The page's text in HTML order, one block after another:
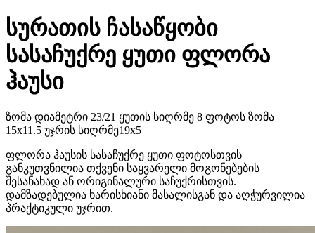
სურათის ჩასაწყობი
სასაჩუქრე ყუთი ფლორა
ჰაუსი
ზომა დიამეტრი 23/21 ყუთის სიღრმე 8 ფოტოს ზომა
15x11.5 უჯრის სიღრმე19x5
ფლორა ჰაუსის სასაჩუქრე ყუთი ფოტოსთვის
განკუთვნილია თქვენი საყვარელი მოგონებების
შესანახად ან ორიგინალური საჩუქრისთვის.
დამზადებულია ხარისხიანი მასალისგან და აღჭურვილია
პრაქტიკული უჯრით.